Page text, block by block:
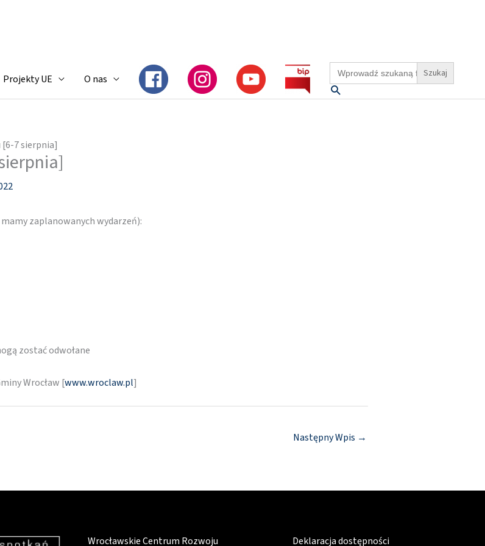
Projekty UE O nas
Search
for:
Szukaj
[6-7 sierpnia]
zaplanowanych wydarzeń):
zostać odwołane
Wrocław [www.wroclaw.pl]
Następny Wpis →
Wrocławskie Centrum Rozwoju Deklaracja dostępności